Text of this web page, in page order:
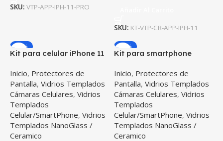
SKU: VTP-APP-IPH-11-PRO
SKU: KT-VTP-CR-APP-IPH-11
-10%
Kit para celular iPhone 11
cámara + Cristal
Nanoglass protector de
pantalla
Inicio, Protectores de
Pantalla, Vidrios Templados
Cámaras Celulares, Vidrios
Templados
Celular/SmartPhone, Vidrios
Templados NanoGlass /
Ceramico
-10%
Kit para smartphone
Templado de cámara +
Cristal ceramico protector
de pantalla
Inicio, Protectores de
Pantalla, Vidrios Templados
Cámaras Celulares, Vidrios
Templados
Celular/SmartPhone, Vidrios
Templados NanoGlass /
Ceramico